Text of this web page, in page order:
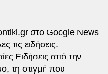
στο Google News
τις ειδήσεις.
Ειδήσεις από την
τη στιγμή που